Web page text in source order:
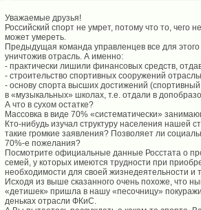
Уважаемые друзья!
Российский спорт не умрет, потому что то, чего
может умереть.
Предыдущая команда управленцев все для этого
уничтожив отрасль. А именно:
- практически лишили финансовых средств,
- строительство спортивных сооружений
- основу спорта высших достижений (спортивный
в «музыкальных» школах, т.е. отдали в
А что в сухом остатке?
Массовка в виде 70% «систематически»
Кто-нибудь изучал структуру населения нашей
такие громкие заявления? Позволяет ли
70%-е пожелания?
Посмотрите официальные данные Росстата о
семей, у которых имеются трудности при
необходимости для своей жизнедеятельности и
Исходя из выше сказанного очень похоже, что
«детишек» пришла в нашу «песочницу»
деньках отрасли ФКиС.